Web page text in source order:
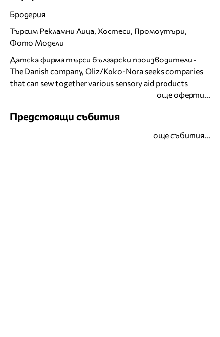
Бродерия
Търсим Рекламни Лица, Хостеси, Промоутъри,
Фото Модели
Датска фирма търси български производители -
The Danish company, Oliz/Koko-Nora seeks companies
that can sew together various sensory aid products
още оферти...
Предстоящи събития
още събития...